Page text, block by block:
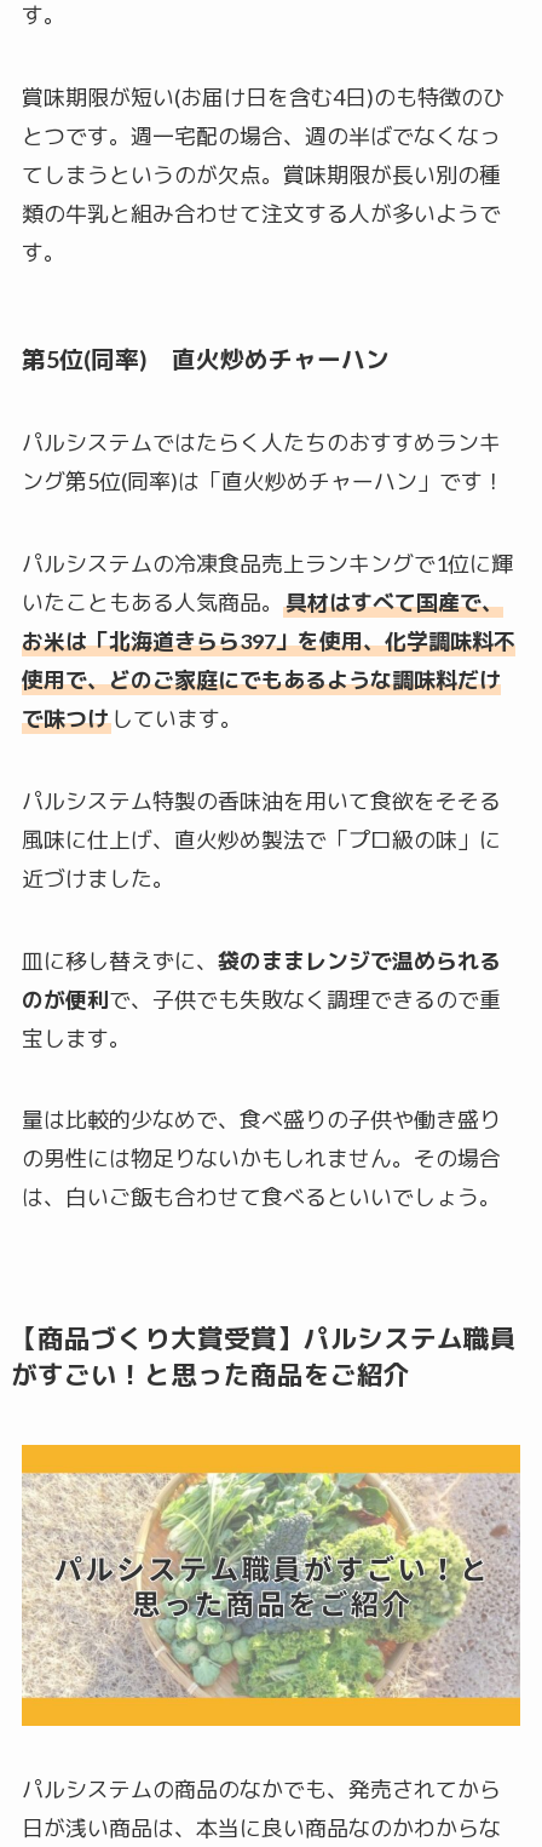
す。
賞味期限が短い(お届け日を含む4日)のも特徴のひ
とつです。週一宅配の場合、週の半ばでなくなっ
てしまうというのが欠点。賞味期限が長い別の種
類の牛乳と組み合わせて注文する人が多いようで
す。
第5位(同率) 直火炒めチャーハン
パルシステムではたらく人たちのおすすめランキ
ング第5位(同率)は「直火炒めチャーハン」です！
パルシステムの冷凍食品売上ランキングで1位に輝
いたこともある人気商品。 具材はすべて国産で、
お米は「北海道きらら397」を使用、化学調味料不
使用で、どのご家庭にでもあるような調味料だけ
で味つけしています。
パルシステム特製の香味油を用いて食欲をそそる
風味に仕上げ、直火炒め製法で「プロ級の味」に
近づけました。
皿に移し替えずに、 袋のままレンジで温められる
のが便利で、子供でも失敗なく調理できるので重
宝します。
量は比較的少なめで、食べ盛りの子供や働き盛り
の男性には物足りないかもしれません。その場合
は、白いご飯も合わせて食べるといいでしょう。
【商品づくり大賞受賞】パルシステム職員
がすごい！と思った商品をご紹介
パルシステムの商品のなかでも、発売されてから
日が浅い商品は、本当に良い商品なのかわからな